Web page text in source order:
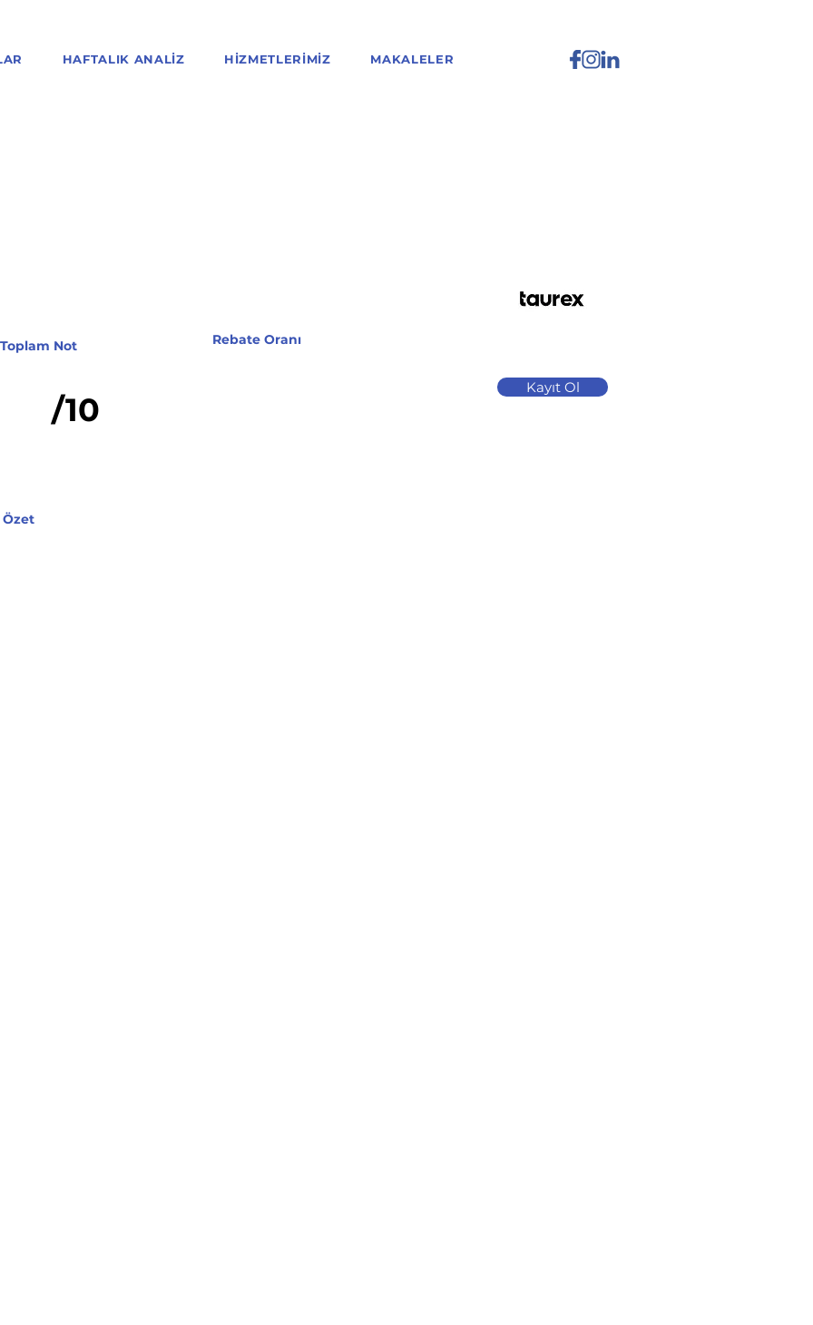
HAFTALIK ANALIZ HIZMETLERIMIZ MAKALELER
Kayıt Ol
Toplam Not
/10
Rebate Oranı
Özet